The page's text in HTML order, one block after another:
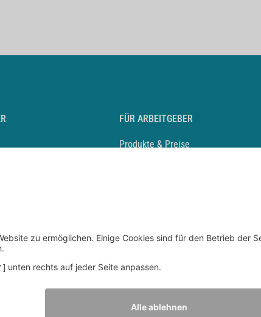
den Stellenkatalog
FÜR ARBEITGEBER
Produkte & Preise